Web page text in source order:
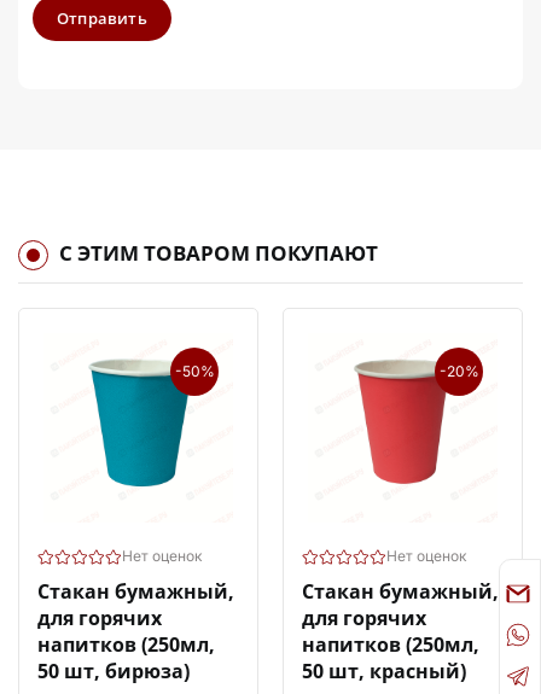
Отправить
С ЭТИМ ТОВАРОМ ПОКУПАЮТ
-50%
Нет оценок
Стакан бумажный,
для горячих
напитков (250мл,
50 шт, бирюза)
-20%
Нет оценок
Стакан бумажный,
для горячих
напитков (250мл,
50 шт, красный)